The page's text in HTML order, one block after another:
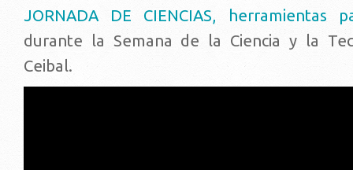
JORNADA DE CIENCIAS, herramientas
durante la Semana de la Ciencia y la
Ceibal.